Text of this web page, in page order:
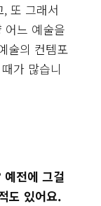
, 또 그래서
어느 예술을
술의 컨템포
가 많습니
전에 그걸
도 있어요.